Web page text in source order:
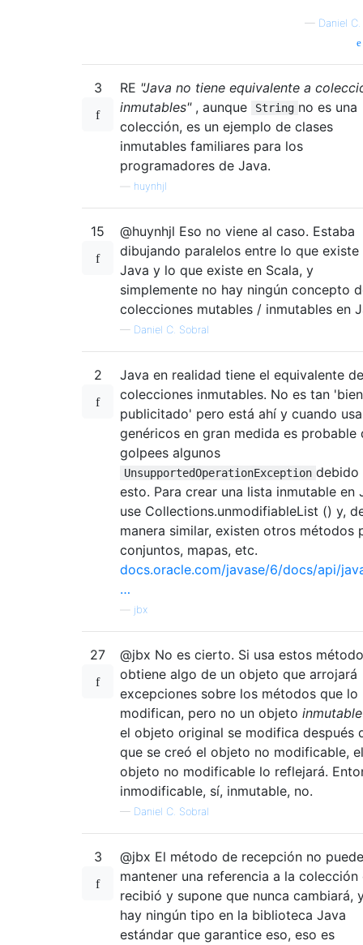
— Daniel
3 RE "Java no tiene equivalente a
inmutables", aunque String no es una
colección, es un ejemplo de clases
inmutables familiares para los
programadores de Java.
huynhjl
15
@huynhjl Eso no viene al caso. Estaba
dibujando paralelos entre lo que existe
Java y lo que existe en Scala, y
simplemente no hay ningún concepto
colecciones mutables / inmutables en
— Daniel C. Sobral
2
Java en realidad tiene el equivalente de
colecciones inmutables. No es tan 'bien
publicitado' pero está ahí y cuando
genéricos en gran medida es probable
golpees algunos
UnsupportedOperationException debido
esto. Para crear una lista inmutable en
use Collections.unmodifiableList () y,
manera similar, existen otros métodos
conjuntos, mapas, etc.
docs.oracle.com/javase/6/docs/api/
…
jbx
27
@jbx No es cierto. Si usa estos
obtiene algo de un objeto que arrojará
excepciones sobre los métodos que lo
modifican, pero no un objeto inmutable
el objeto original se modifica después
que se creó el objeto no modificable, el
objeto no modificable lo reflejará.
inmodificable, sí, inmutable, no.
— Daniel C. Sobral
3
@jbx El método de recepción no puede
mantener una referencia a la colección
recibió y supone que nunca cambiará,
hay ningún tipo en la biblioteca Java
estándar que garantice eso, eso es